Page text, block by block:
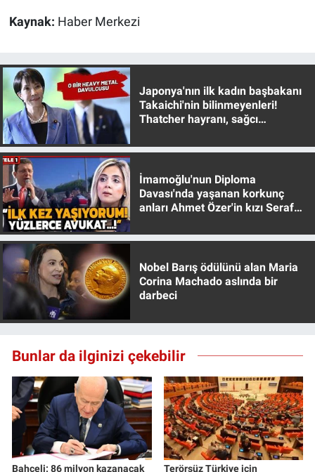
Kaynak: Haber Merkezi
Japonya'nın ilk kadın başbakanı
Takaichi'nin bilinmeyenleri!
Thatcher hayranı, sağcı
İmamoğlu'nun Diploma
Davası'nda yaşanan korkunç
anları Ahmet Özer'in kızı Seraf
Nobel Barış ödülünü alan Maria
Corina Machado aslında bir
darbeci
Bunlar da ilginizi çekebilir
Bahçeli: 86 milyon kazanacak Terörsüz Türkiye için
Teknoloji
Türkiye'nin Geleceği
Türkiye'nin Gündemi
Yerel Gündem
Yerel Yaşam
Canlı Yayın